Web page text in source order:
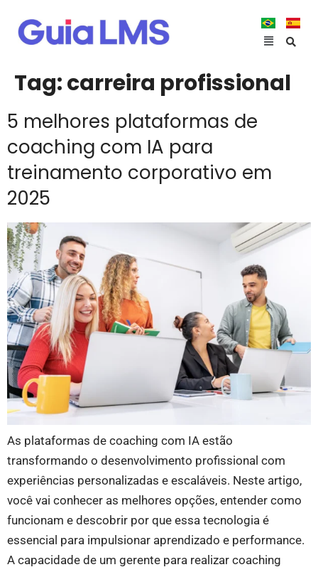
Tag:carreira profissional
5 melhores plataformas de
coaching com IA para
treinamento corporativo em
2025
As plataformas de coaching com IA estão
transformando o desenvolvimento profissional com
experiências personalizadas e escaláveis. Neste artigo,
você vai conhecer as melhores opções, entender como
funcionam e descobrir por que essa tecnologia é
essencial para impulsionar aprendizado e performance.
A capacidade de um gerente para realizar coaching